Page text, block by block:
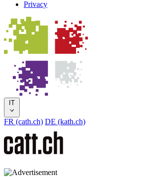
Privacy
IT
FR (cath.ch) DE (kath.ch)